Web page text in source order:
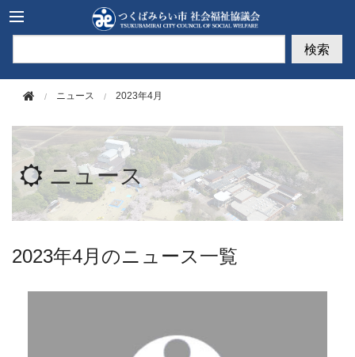
検索
ニュース 2023年4月
ニュース
2023年4月のニュース一覧